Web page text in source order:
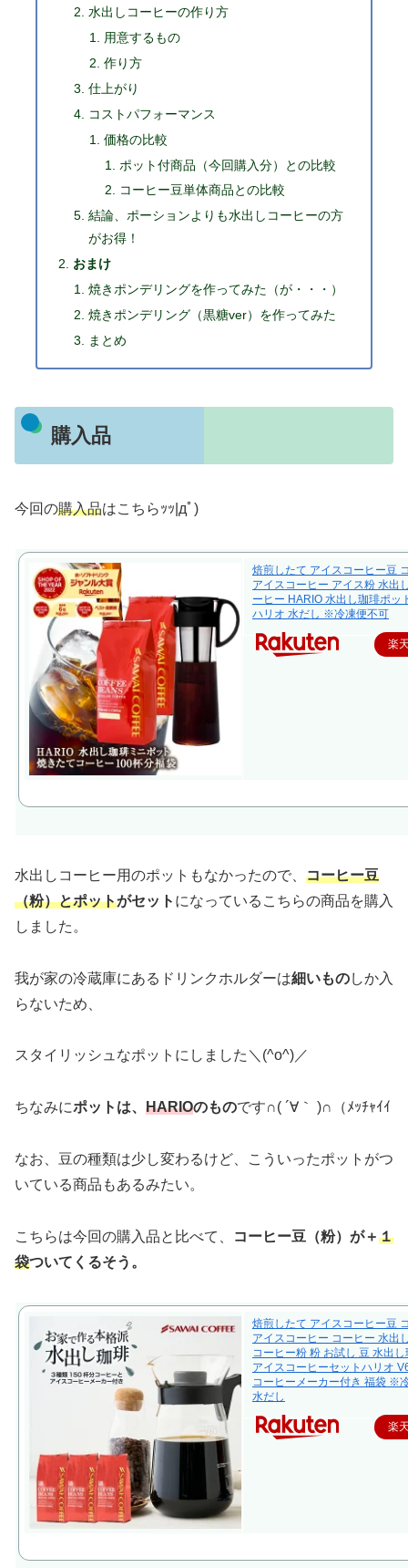
水出しコーヒーの作り方
用意するもの
作り方
仕上がり
コストパフォーマンス
価格の比較
ポット付商品（今回購入分）との比較
コーヒー豆単体商品との比較
結論、ポーションよりも水出しコーヒーの方
がお得！
おまけ
焼きポンデリングを作ってみた（が・・・）
焼きポンデリング（黒糖ver）を作ってみた
まとめ
購入品
今回の購入品はこちらｯｯ|дﾟ)
焙煎したて アイスコーヒー豆
アイスコーヒー アイス粉 水出
ーヒー HARIO 水出し珈琲ポッ
ハリオ 水だし ※冷凍便不可
楽
水出しコーヒー用のポットもなかったので、 コーヒー豆
（粉）とポットがセット になっているこちらの商品を購入
しました。
我が家の冷蔵庫にあるドリンクホルダーは細いものしか入
らないため、
スタイリッシュなポットにしました＼(^o^)／
ちなみにポットは、 HARIOのものです∩( ´∀｀ )∩（ﾒｯﾁｬｲｲ
なお、豆の種類は少し変わるけど、こういったポットがつ
いている商品もあるみたい。
こちらは今回の購入品と比べて、 コーヒー豆（粉）が＋１
袋ついてくるそう。
焙煎したて アイスコーヒー豆
アイスコーヒー コーヒー 水出
コーヒー粉 粉 お試し 豆 水出
アイスコーヒーセットハリオ
コーヒーメーカー付き 福袋 ※
水だし
楽